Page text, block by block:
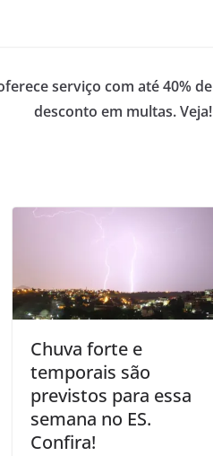
serviço com até 40% de
desconto em multas. Veja!
Chuva forte e
temporais são
previstos para essa
semana no ES.
Confira!